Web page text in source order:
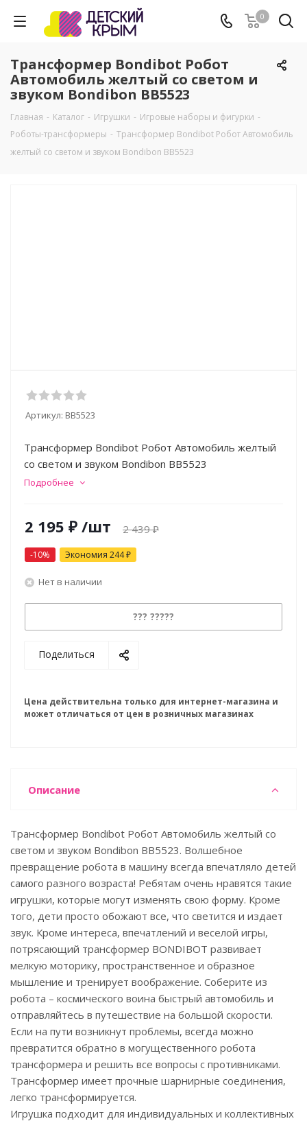
0
Трансформер Bondibot Робот
Автомобиль желтый со светом и
звуком Bondibon ВВ5523
Главная - Каталог - Игрушки - Игровые наборы и фигурки -
Роботы-трансформеры - Трансформер Bondibot Робот Автомобиль
желтый со светом и звуком Bondibon ВВ5523
Артикул: ВВ5523
Трансформер Bondibot Робот Автомобиль желтый
со светом и звуком Bondibon ВВ5523
Подробнее
2 195 ₽ /шт 2 439₽
-10% Экономия 244₽
Нет в наличии
??? ?????
Поделиться
Цена действительна только для интернет-магазина и
может отличаться от цен в розничных магазинах
Описание
Трансформер Bondibot Робот Автомобиль желтый со
светом и звуком Bondibon ВВ5523. Волшебное
превращение робота в машину всегда впечатляло детей
самого разного возраста! Ребятам очень нравятся такие
игрушки, которые могут изменять свою форму. Кроме
того, дети просто обожают все, что светится и издает
звук. Кроме интереса, впечатлений и веселой игры,
потрясающий трансформер BONDIBOT развивает
мелкую моторику, пространственное и образное
мышление и тренирует воображение. Соберите из
робота – космического воина быстрый автомобиль и
отправляйтесь в путешествие на большой скорости.
Если на пути возникнут проблемы, всегда можно
превратится обратно в могущественного робота
трансформера и решить все вопросы с противниками.
Трансформер имеет прочные шарнирные соединения,
легко трансформируется.
Игрушка подходит для индивидуальных и коллективных